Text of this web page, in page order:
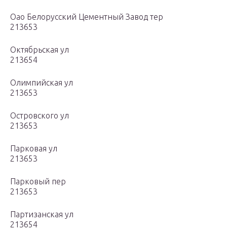
Оао Белорусский Цементный Завод тер
213653
Октябрьская ул
213654
Олимпийская ул
213653
Островского ул
213653
Парковая ул
213653
Парковый пер
213653
Партизанская ул
213654